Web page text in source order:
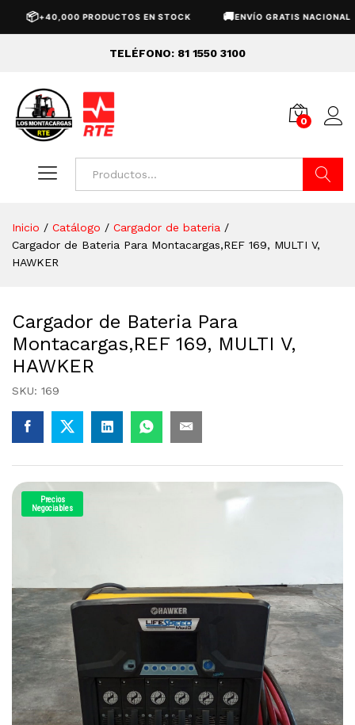
+40,000 PRODUCTOS EN STOCK ENVÍO GRATIS NACIONAL
TELÉFONO: 81 1550 3100
0
Inicio / Catálogo / Cargador de bateria /
Cargador de Bateria Para Montacargas,REF 169, MULTI V,
HAWKER
Cargador de Bateria Para
Montacargas,REF 169, MULTI V,
HAWKER
SKU: 169
Precios
Negociables